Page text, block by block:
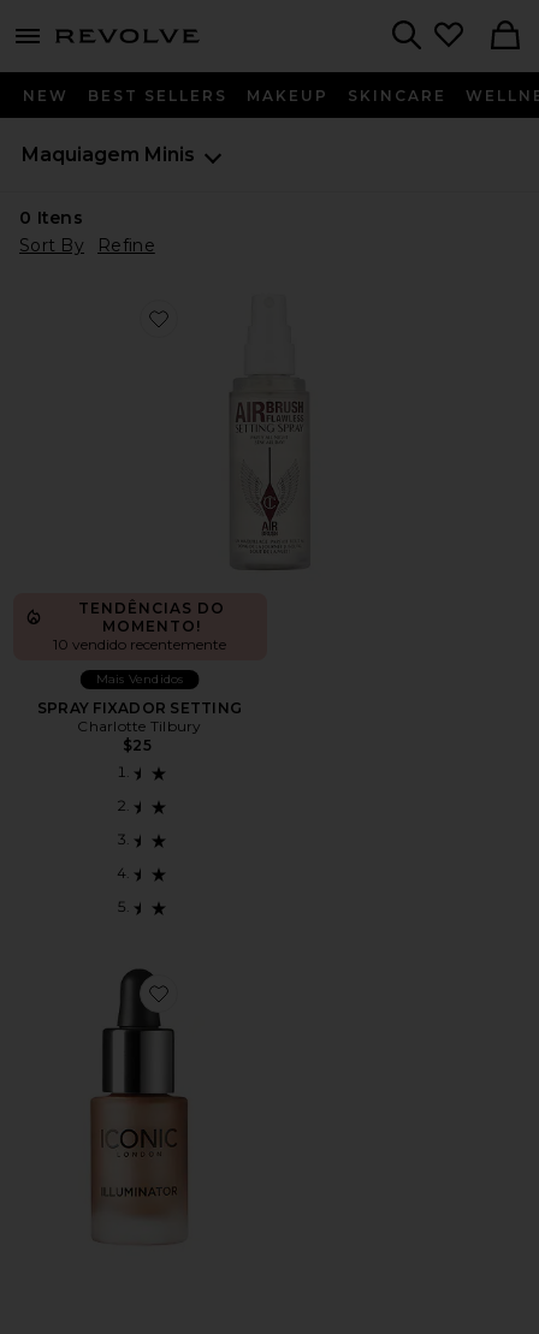
menu - shows more content
NEW BEST SELLERS MAKEUP SKINCARE
Maquiagem Minis
0 Itens
Sort By
Refine
Favorite SPRAY FIXADOR SETTING
TENDÊNCIAS DO
MOMENTO!
10 vendido recentemente
Mais Vendidos
SPRAY FIXADOR SETTING
Charlotte Tilbury
$25
Favorite Mini Illuminator